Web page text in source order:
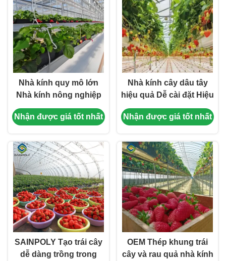
Nhà kính quy mô lớn
Nhà kính nông nghiệp
Cấu trúc ổn định Dễ lắp
ráp
Nhận được giá tốt nhất
Nhà kính cây dâu tây
hiệu quả Dễ cài đặt Hiệu
suất cao
Nhận được giá tốt nhất
SAINPOLY Tạo trái cây
dễ dàng trồng trong
OEM Thép khung trái
cây và rau quả nhà kính